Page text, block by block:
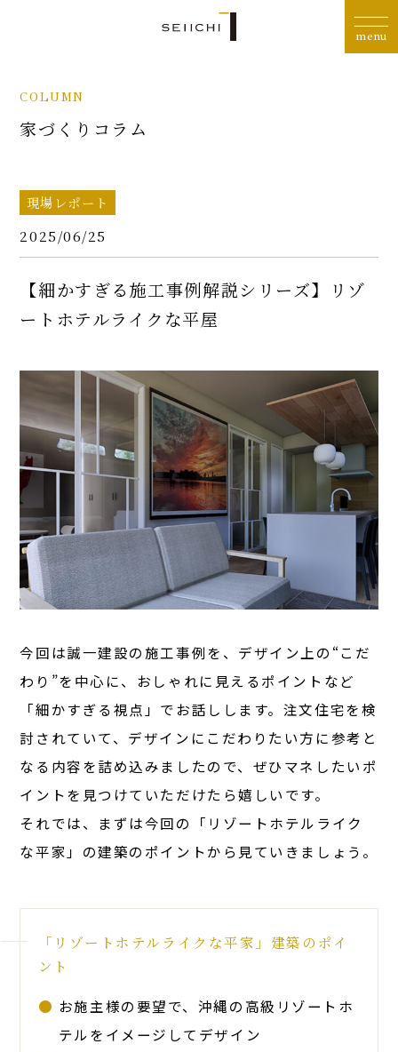
COLUMN
家づくりコラム
現場レポート
2025/06/25
【細かすぎる施工事例解説シリーズ】リゾ
ートホテルライクな平屋
今回は誠一建設の施工事例を、デザイン上の“こだ
わり”を中心に、おしゃれに見えるポイントなど
「細かすぎる視点」でお話しします。注文住宅を検
討されていて、デザインにこだわりたい方に参考と
なる内容を詰め込みましたので、ぜひマネしたいポ
イントを見つけていただけたら嬉しいです。
それでは、まずは今回の「リゾートホテルライク
な平家」の建築のポイントから見ていきましょう。
「リゾートホテルライクな平家」建築のポイ
ント
お施主様の要望で、沖縄の高級リゾートホ
テルをイメージしてデザイン